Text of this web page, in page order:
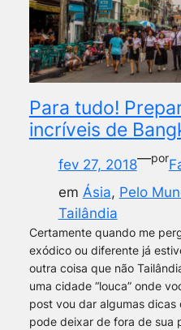
Para tudo!
incríveis de
fev 27, 2018—por
em Ásia, Pelo
Tailândia
Certamente quando me
exódico ou diferente já
outra coisa que não
uma cidade “louca” onde
post vou dar algumas
pode deixar de fora de sua